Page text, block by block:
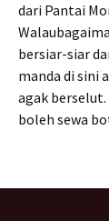
dari Pantai
bersiar-siar
manda di sini
agak
boleh sewa